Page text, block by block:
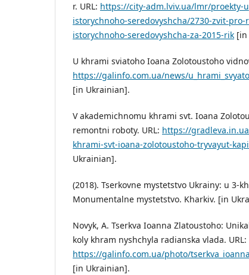
r. URL: https://city-adm.lviv.ua/lmr/proekty-
istorychnoho-seredovyshcha/2730-zvit-
istorychnoho-seredovyshcha-za-2015-rik [in
U khrami sviatoho Ioana Zolotoustoho
https://galinfo.com.ua/news/
[in Ukrainian].
V akademichnomu khrami svt. Ioana
remontni roboty. URL: https://
khrami-svt-ioana-zolotoustoho-tryvayut-
Ukrainian].
(2018). Tserkovne mystetstvo Ukrainy: u 3-
Monumentalne mystetstvo. Kharkiv. [in
Novyk, A. Tserkva Ioanna Zlatoustoho:
koly khram nyshchyla radianska vlada. URL:
https://galinfo.com.ua/photo/
[in Ukrainian].